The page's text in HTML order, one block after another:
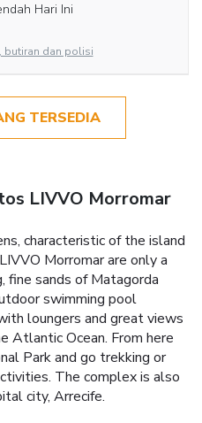
Hari Ini
butiran dan polisi
TERSEDIA
LIVVO Morromar
characteristic of the island
Morromar are only a
sands of Matagorda
swimming pool
loungers and great views
Atlantic Ocean. From here
Park and go trekking or
The complex is also
city, Arrecife.